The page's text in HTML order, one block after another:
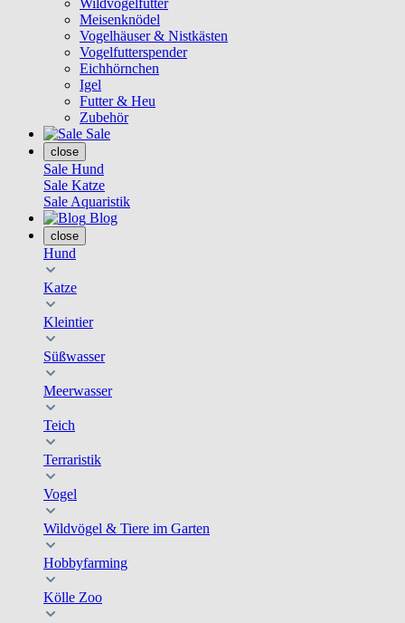
Wildvogelfutter
Meisenknödel
Vogelhäuser & Nistkästen
Vogelfutterspender
Eichhörnchen
Igel
Futter & Heu
Zubehör
Sale
close
Sale Hund
Sale Katze
Sale Aquaristik
Blog
close
Hund
Katze
Kleintier
Süßwasser
Meerwasser
Teich
Terraristik
Vogel
Wildvögel & Tiere im Garten
Hobbyfarming
Kölle Zoo